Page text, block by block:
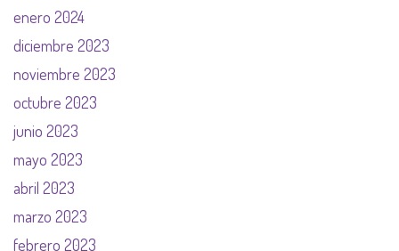
enero 2024
diciembre 2023
noviembre 2023
octubre 2023
junio 2023
mayo 2023
abril 2023
marzo 2023
febrero 2023